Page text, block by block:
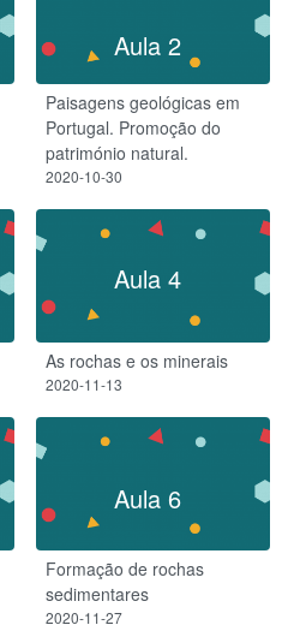
Aula 2
Paisagens geológicas em
Portugal. Promoção do
património natural.
2020-10-30
Aula 4
As rochas e os minerais
2020-11-13
Aula 6
Formação de rochas
sedimentares
2020-11-27